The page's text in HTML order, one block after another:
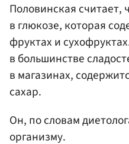
Половинская считает,
в глюкозе, которая
фруктах и
в большинстве
в магазинах,
сахар.
Он, по словам
организму.